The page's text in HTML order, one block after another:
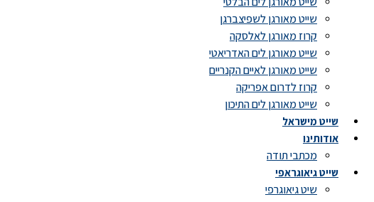
שייט מאורגן לשפיצברגן
קרוז מאורגן לאלסקה
שייט מאורגן לים האדריאטי
שייט מאורגן לאיים הקנריים
קרוז לדרום אפריקה
שייט מאורגן לים התיכון
שייט מישראל
אודותינו
מכתבי תודה
שייט גיאוגראפי
שיט גיאוגרפי